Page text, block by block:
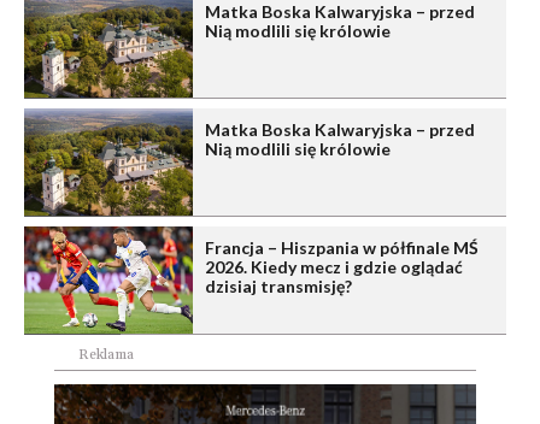
Matka Boska Kalwaryjska – przed
Nią modlili się królowie
Matka Boska Kalwaryjska – przed
Nią modlili się królowie
Francja – Hiszpania w półfinale MŚ
2026. Kiedy mecz i gdzie oglądać
dzisiaj transmisję?
Reklama